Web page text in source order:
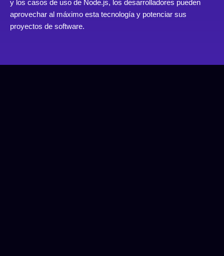
y los casos de uso de Node.js, los desarrolladores pueden
aprovechar al máximo esta tecnología y potenciar sus
proyectos de software.